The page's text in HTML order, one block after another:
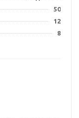
50
12
8